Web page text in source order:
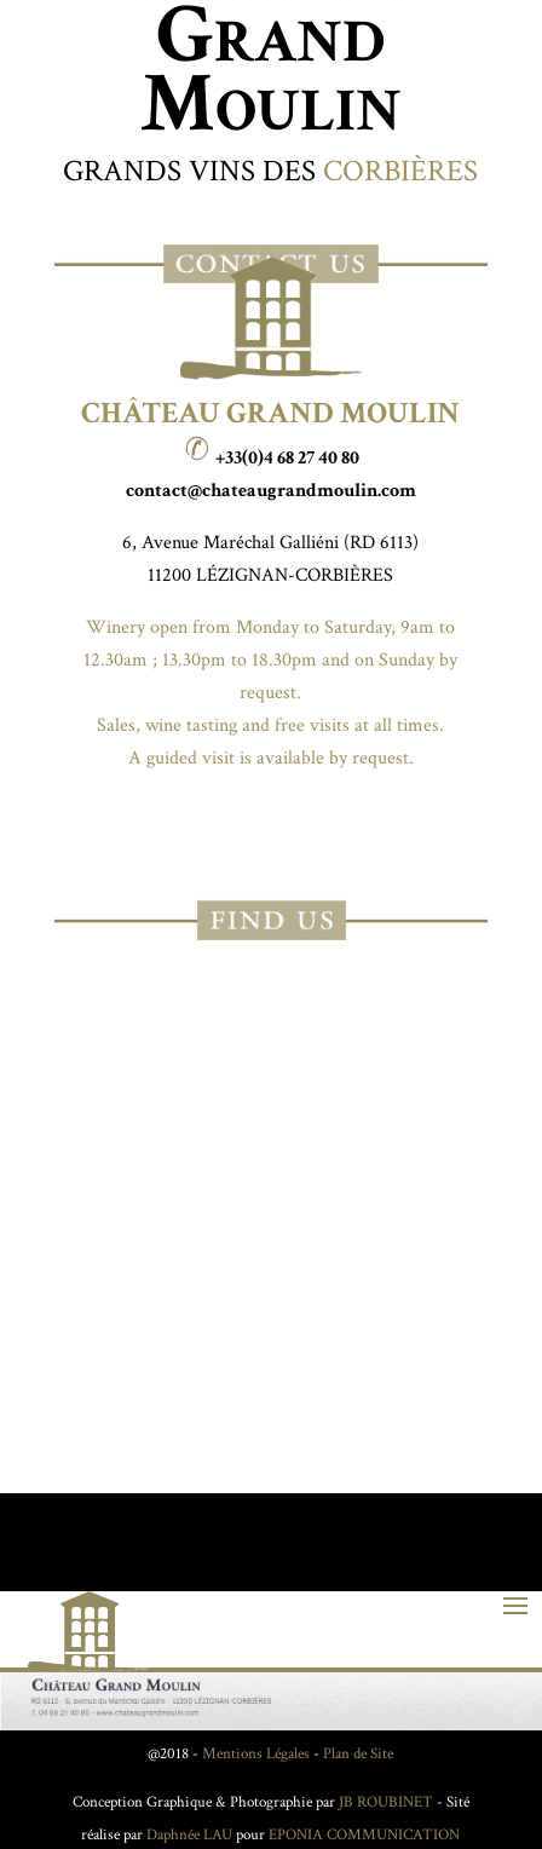
GRAND
MOULIN
GRANDS VINS DES CORBIÈRES
CHÂTEAU GRAND MOULIN
+33(0)4 68 27 40 80
contact@chateaugrandmoulin.com
6, Avenue Maréchal Galliéni (RD 6113)
11200 LÉZIGNAN-CORBIÈRES
Winery open from Monday to Saturday, 9am to
12.30am ; 13.30pm to 18.30pm and on Sunday by
request.
Sales, wine tasting and free visits at all times.
A guided visit is available by request.
@2018 - Mentions Légales - Plan de Site
Conception Graphique & Photographie par JB ROUBINET - Sité
réalise parDaphnée LAUpourEPONIA COMMUNICATION